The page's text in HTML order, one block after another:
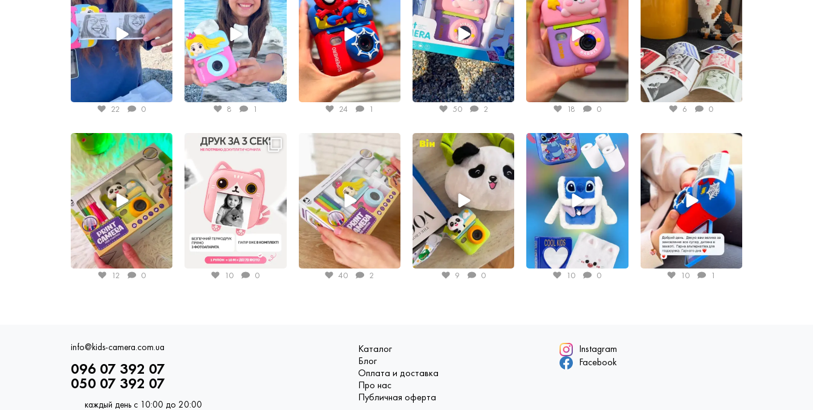
22 0 8 1 24 1 50 2 18 0 6 0
Jun 3
12 0
May 30
10 0 40 2
May 11
9 0
May 8
10 0 10 1
info@kids-camera.com.ua
096 07 392 07
050 07 392 07
каждый день с 10:00 до 20:00
Каталог
Блог
Оплата и доставка
Про нас
Публичная оферта
Instagram
Facebook